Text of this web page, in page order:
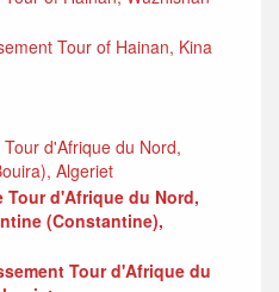
Tour of Hainan, Kina
d'Afrique du Nord,
Algeriet
Tour d'Afrique du Nord,
(Constantine),
Tour d'Afrique du